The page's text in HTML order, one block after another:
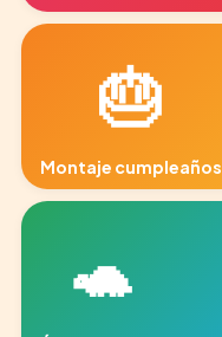
🎂
Montaje cumpleaños
area-juegos-2.jpg
🐢